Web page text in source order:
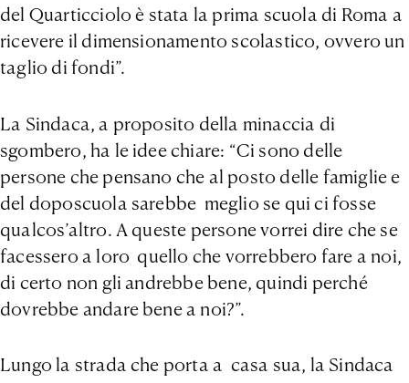
del Quarticciolo è stata la prima scuola di Roma a
ricevere il dimensionamento scolastico, ovvero un
taglio di fondi”.
La Sindaca, a proposito della minaccia di
sgombero, ha le idee chiare: “Ci sono delle
persone che pensano che al posto delle famiglie e
del doposcuola sarebbe meglio se qui ci fosse
qualcos’altro. A queste persone vorrei dire che se
facessero a loro quello che vorrebbero fare a noi,
di certo non gli andrebbe bene, quindi perché
dovrebbe andare bene a noi?”.
Lungo la strada che porta a casa sua, la Sindaca